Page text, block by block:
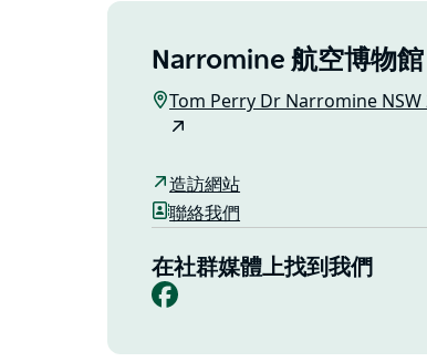
Narromine 航空博物館
Tom Perry Dr Narromine NSW
造訪網站
聯絡我們
在社群媒體上找到我們
Facebook